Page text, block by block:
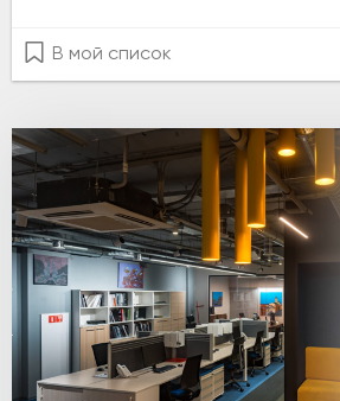
В мой список